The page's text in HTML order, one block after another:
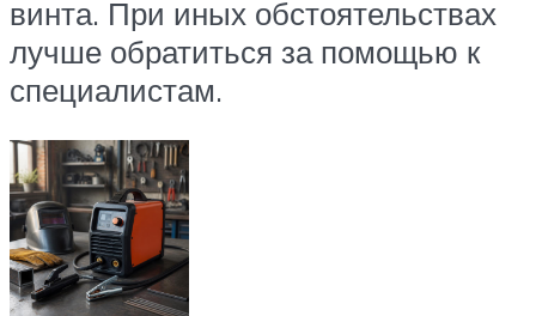
винта. При иных обстоятельствах
лучше обратиться за помощью к
специалистам.